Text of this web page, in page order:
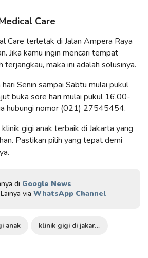
Care
Care terletak di Jalan Ampera Raya
Jika kamu ingin mencari tempat
terjangkau, maka ini adalah solusinya.
Senin sampai Sabtu mulai pukul
buka sore hari mulai pukul 16.00-
hubungi nomor (021) 27545454.
gigi anak terbaik di Jakarta yang
Pastikan pilih yang tepat demi
di Google News
via WhatsApp Channel
anak klinik gigi di jakarta